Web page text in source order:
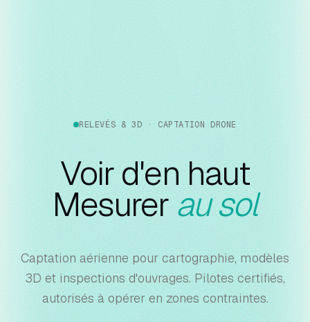
RELEVÉS & 3D · CAPTATION DRONE
Voir d'en haut
Mesurer au sol
Captation aérienne pour cartographie, modèles
3D et inspections d'ouvrages. Pilotes certifiés,
autorisés à opérer en zones contraintes.